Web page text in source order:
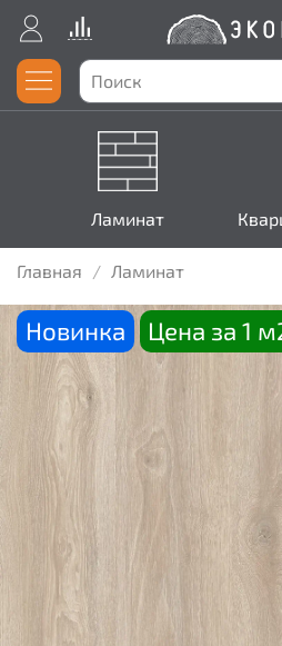
Ламинат
Главная Ламинат
Новинка Цена за 1